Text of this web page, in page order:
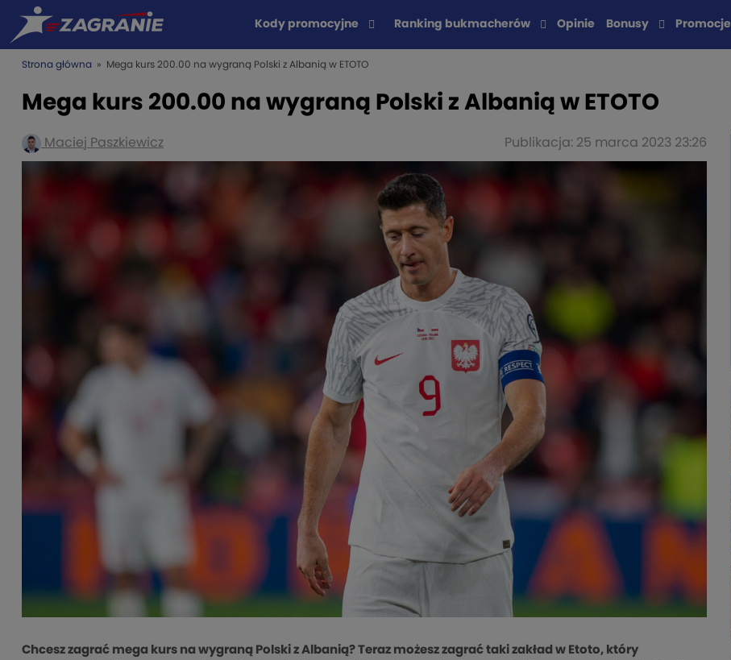
Kody promocyjne Ranking bukmacherów Opinie Bonusy Promocje
Strona główna » Mega kurs 200.00 na wygraną Polski z Albanią w ETOTO
Mega kurs 200.00 na wygraną Polski z Albanią w ETOTO
Maciej Paszkiewicz Publikacja: 25 marca 2023 23:26
Chcesz zagrać mega kurs na wygraną Polski z Albanią? Teraz możesz zagrać taki zakład w Etoto, który